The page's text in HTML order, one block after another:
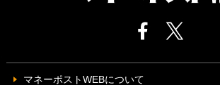
マネーポストWEBについて